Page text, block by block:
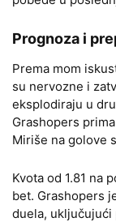
Prognoza i
Prema mom
su nervozne i
eksplodiraju u
Grashopers
Miriše na golove
Kvota od 1.81 na
bet. Grashopers
duela,